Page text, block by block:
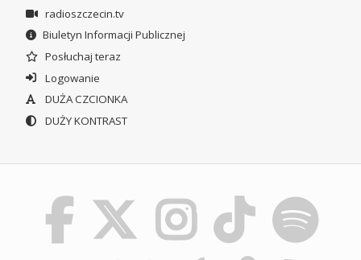
radioszczecin.tv
Biuletyn Informacji Publicznej
Posłuchaj teraz
Logowanie
DUŻA CZCIONKA
DUŻY KONTRAST